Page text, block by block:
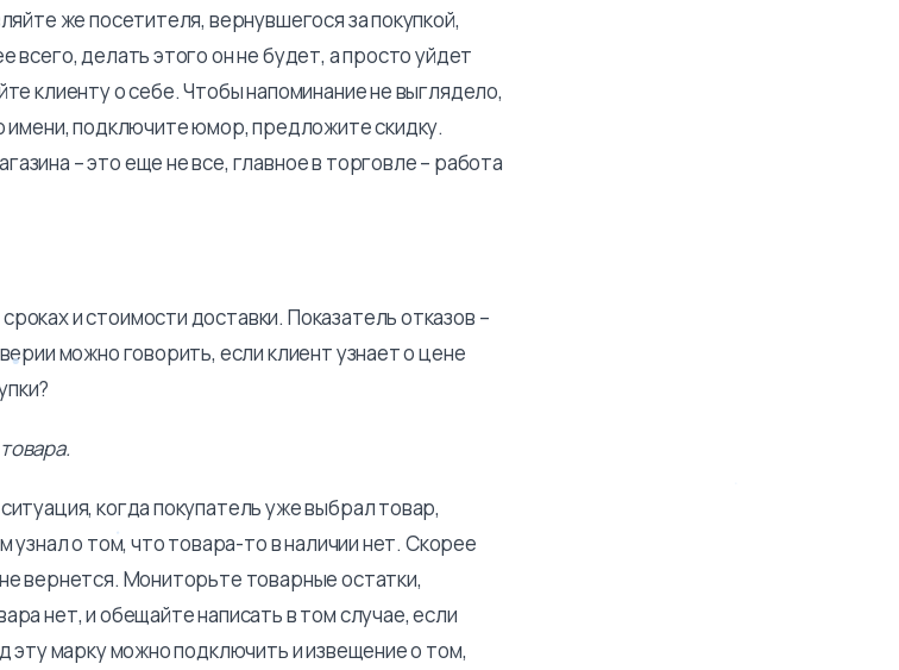
же посетителя, вернувшегося за покупкой,
всего, делать этого он не будет, а просто уйдет
клиенту о себе. Чтобы напоминание не выглядело,
имени, подключите юмор, предложите скидку.
– это еще не все, главное в торговле – работа
и стоимости доставки. Показатель отказов –
можно говорить, если клиент узнает о цене
когда покупатель уже выбрал товар,
узнал о том, что товара-то в наличии нет. Скорее
вернется. Мониторьте товарные остатки,
нет, и обещайте написать в том случае, если
эту марку можно подключить и извещение о том,